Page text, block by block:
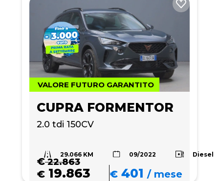
VALORE FUTURO GARANTITO
CUPRA FORMENTOR
2.0 tdi 150CV
29.066 KM 09/2022 Diesel
€22.863
€ 19.863 € 401 /mese